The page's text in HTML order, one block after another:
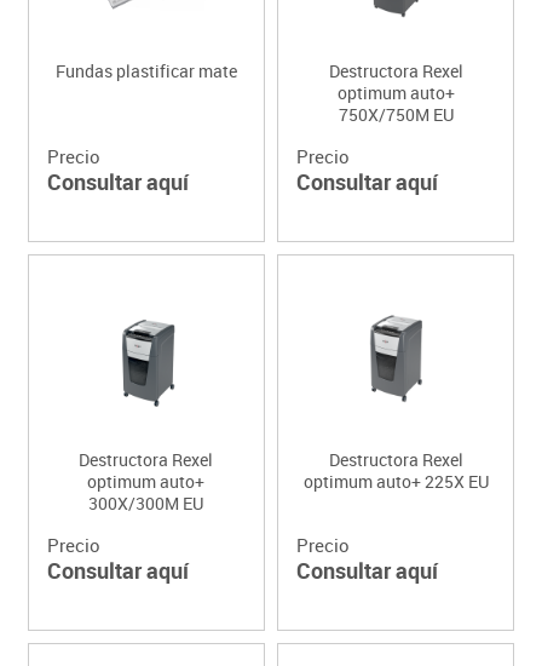
Fundas plastificar mate
Precio
Consultar aquí
Destructora Rexel
optimum auto+
750X/750M EU
Precio
Consultar aquí
Destructora Rexel
optimum auto+
300X/300M EU
Precio
Consultar aquí
Destructora Rexel
optimum auto+ 225X EU
Precio
Consultar aquí